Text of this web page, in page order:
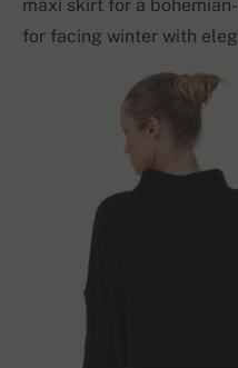
maxi skirt for a
for facing winter with